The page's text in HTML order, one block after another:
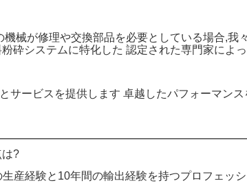
機械が修理や交換部品を必要としている場合,
砕システムに特化した 認定された専門家によ
サービスを提供します 卓越したパフォーマン
は?
産経験と10年間の輸出経験を持つプロフェッ